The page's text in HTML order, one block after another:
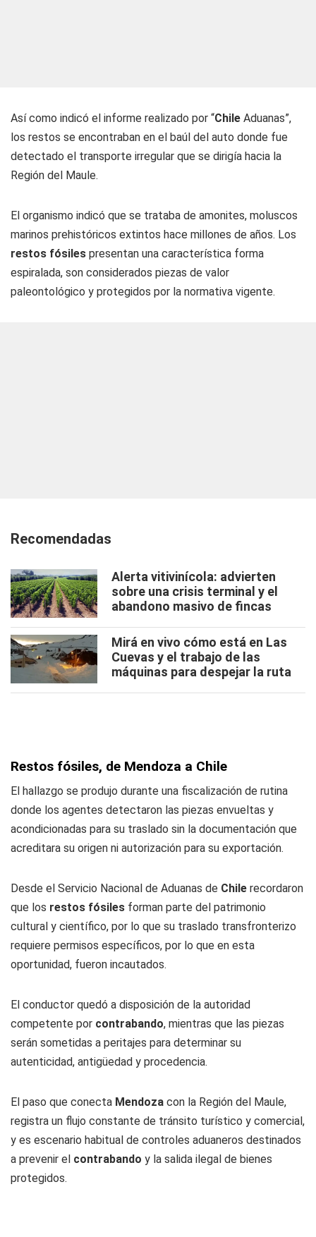
Así como indicó el informe realizado por “Chile Aduanas”,
los restos se encontraban en el baúl del auto donde fue
detectado el transporte irregular que se dirigía hacia la
Región del Maule.
El organismo indicó que se trataba de amonites, moluscos
marinos prehistóricos extintos hace millones de años. Los
restos fósiles presentan una característica forma
espiralada, son considerados piezas de valor
paleontológico y protegidos por la normativa vigente.
Recomendadas
Alerta vitivinícola: advierten
sobre una crisis terminal y el
abandono masivo de fincas
Mirá en vivo cómo está en Las
Cuevas y el trabajo de las
máquinas para despejar la ruta
Restos fósiles, de Mendoza a Chile
El hallazgo se produjo durante una fiscalización de rutina
donde los agentes detectaron las piezas envueltas y
acondicionadas para su traslado sin la documentación que
acreditara su origen ni autorización para su exportación.
Desde el Servicio Nacional de Aduanas de Chile recordaron
que los restos fósiles forman parte del patrimonio
cultural y científico, por lo que su traslado transfronterizo
requiere permisos específicos, por lo que en esta
oportunidad, fueron incautados.
El conductor quedó a disposición de la autoridad
competente por contrabando, mientras que las piezas
serán sometidas a peritajes para determinar su
autenticidad, antigüedad y procedencia.
El paso que conecta Mendoza con la Región del Maule,
registra un flujo constante de tránsito turístico y comercial,
y es escenario habitual de controles aduaneros destinados
a prevenir el contrabando y la salida ilegal de bienes
protegidos.